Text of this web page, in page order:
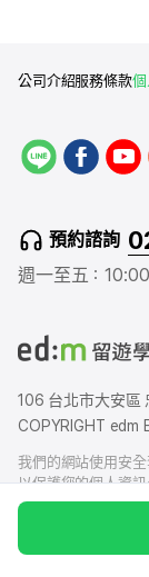
公司介紹服務條款
L
f
a
b
o
e
預約諮詢
週一至五：
106 台北市大安區
COPYRIGHT edm
我們的網站使用安全
以保護您的個人資
我們也有賠償責任